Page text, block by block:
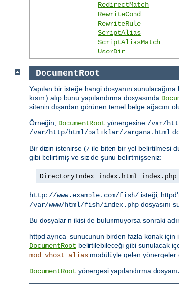
RedirectMatch
RewriteCond
RewriteRule
ScriptAlias
ScriptAliasMatch
UserDir
DocumentRoot
Yapılan bir isteğe hangi dosyanın
kısım) alıp bunu yapılandırma dosyasında
sitenin dışardan görünen temel belge ağacını
Örneğin, DocumentRoot yönergesine /var/
/var/http/html/balıklar/zargana.html
Bir dizin istenirse (/ ile biten bir yol belirtilmesi
gibi belirtimiş ve siz de şunu belirtmişseniz:
DirectoryIndex index.html index.php
http://www.example.com/fish/ isteği,
/var/www/html/fish/index.php dosyasını
Bu dosyaların ikisi de bulunmuyorsa sonraki
httpd ayrıca, sunucunun birden fazla konak için
DocumentRoot belirtilebileceği gibi sunulacak
mod_vhost_alias modülüyle gelen yönergeler
DocumentRoot yönergesi yapılandırma